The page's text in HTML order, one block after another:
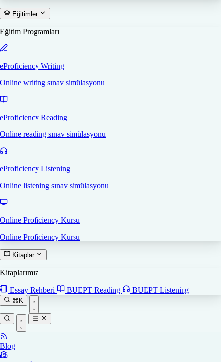
Eğitimler
Eğitim Programları
eProficiency Writing
Online writing sınav simülasyonu
eProficiency Reading
Online reading sınav simülasyonu
eProficiency Listening
Online listening sınav simülasyonu
Online Proficiency Kursu
Online Proficiency Kursu
Kitaplar
Kitaplarımız
Essay Rehberi BUEPT Reading BUEPT Listening
⌘K
Blog